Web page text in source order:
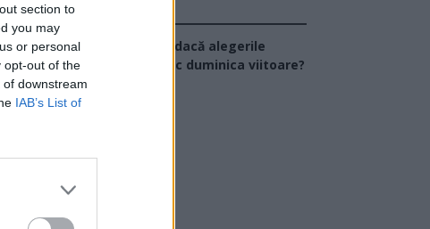
section to
you may
or personal
opt-out of the
downstream
IAB’s List of
Sondaj
Ce partid ați vota dacă alegerile
parlamentare ar avea loc duminica viitoare?
USR
PSD
AUR